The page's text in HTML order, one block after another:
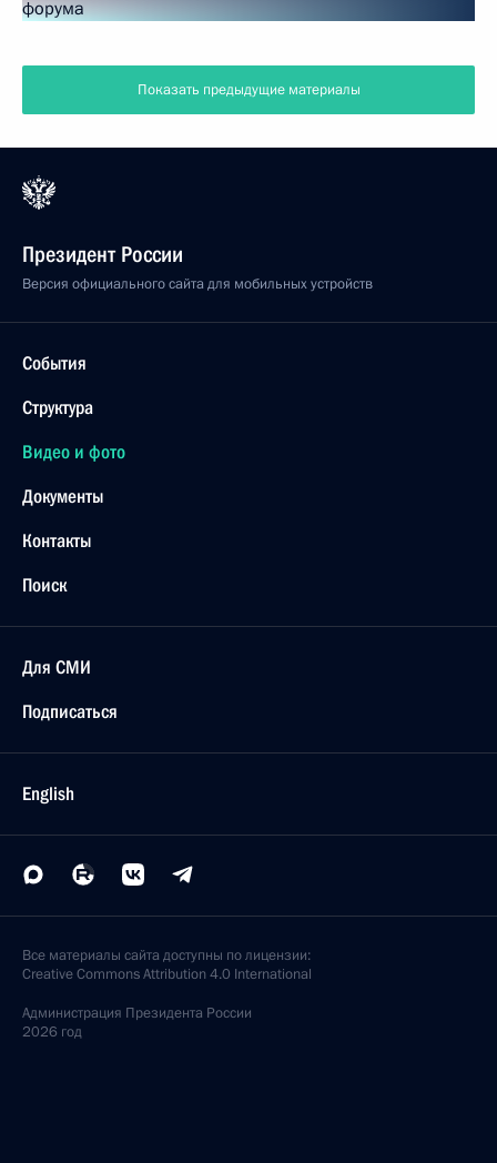
Показать предыдущие материалы
Президент России
Версия официального сайта для мобильных устройств
События
Структура
Видео и фото
Документы
Контакты
Поиск
Для СМИ
Подписаться
English
Все материалы сайта доступны по лицензии:
Creative Commons Attribution 4.0 International
Администрация Президента России
2026 год